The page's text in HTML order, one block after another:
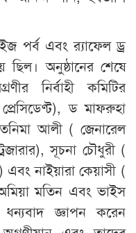
পর্ব এবং র‍্যাফেল ড্র
অনুষ্ঠানের শেষে
নির্বাহী কমিটির
ড মাফরুহা
আলী ( জেনারেল
সূচনা চৌধুরী (
নাইয়ারা কেয়াসী (
মতিন এবং ভাইস
জ্ঞাপন করেন